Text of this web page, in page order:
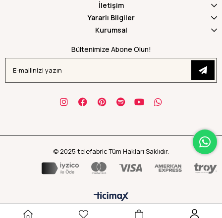
İletişim
Yararlı Bilgiler
Kurumsal
Bültenimize Abone Olun!
© 2025 telefabric Tüm Hakları Saklıdır.